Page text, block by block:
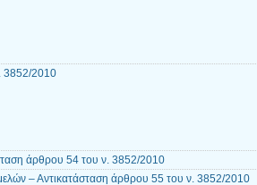
3852/2010
άρθρου 54 του ν. 3852/2010
– Αντικατάσταση άρθρου 55 του ν. 3852/2010